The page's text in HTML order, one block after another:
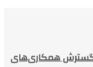
گسترش همکاری‌های